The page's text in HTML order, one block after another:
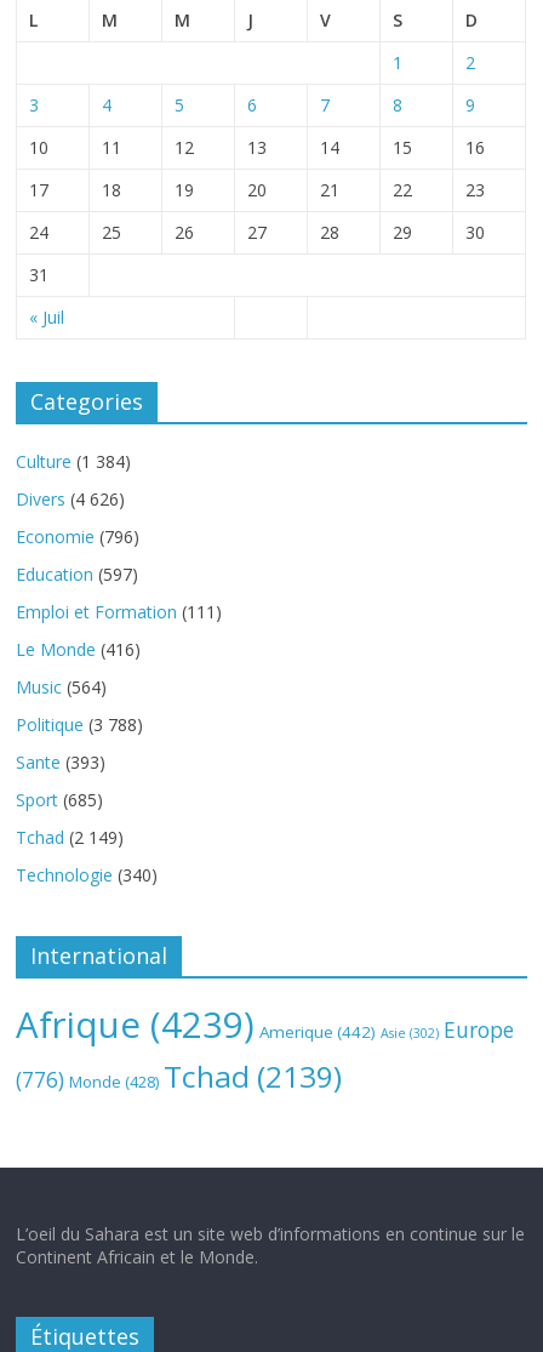
L
M M J V S D
« Juil
1
2
3
4 5 6 7 8
9
10
11 12 13 14 15
16
17
18 19 20 21 22
23
24
25 26 27 28 29
30
31
Categories
Culture (1 384)
Divers (4 626)
Economie (796)
Education (597)
Emploi et Formation (111)
Le Monde (416)
Music (564)
Politique (3 788)
Sante (393)
Sport (685)
Tchad (2 149)
Technologie (340)
International
Afrique (4239) Amerique (442) Asie (302) Europe
(776) Monde (428) Tchad (2139)
L’oeil du Sahara est un site web d’informations en continue sur le
Continent Africain et le Monde.
Étiquettes